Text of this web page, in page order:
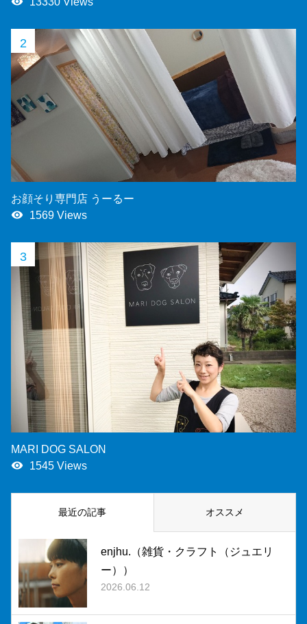
2
お顔そり専門店 うーるー
remove_red_eye 1569 Views
3
MARI DOG SALON
remove_red_eye 1545 Views
最近の記事 オススメ
enjhu.（雑貨・クラフト（ジュエリ
ー））
2026.06.12